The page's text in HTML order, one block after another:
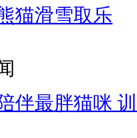
猫滑雪取乐
伴最胖猫咪